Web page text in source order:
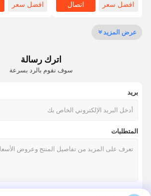
مراقبة الجودة اتصل بنا اطلب اقتباس
مسحوق الكولاجين بالماء
غير مضغوط النوع الثاني الكولاجين
النوع الثاني الدجاج الكولاجين
مسحوق كولاجين السمك
حبيبات كولاجين السمك
افضل سعر
اتصال
افضل سعر
عرض المزيد
اترك رسالة
سوف نقوم بالرد بسرعة
بريد
المتطلبات